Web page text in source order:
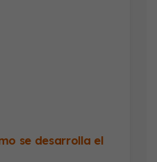
se desarrolla el